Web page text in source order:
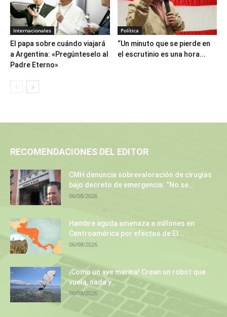
Internacionales
El papa sobre cuándo viajará
a Argentina: «Pregúnteselo al
Padre Eterno»
Política
“Un minuto que se pierde en
el escrutinio es una hora...
RECOMENDACIONES DEL EDITOR
CMH denuncia sobrevaloración de cirugías
bajo decreto de emergencia: “No se...
06/08/2026
Hambre aguda amenaza a millones en
Centroamérica por efectos de El...
06/08/2026
¡Como un ave marina! Crean un robot que
vuela, nada y...
06/08/2026